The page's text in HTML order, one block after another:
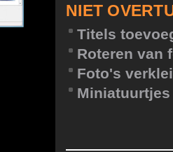
NIET
Titels
Roteren van
Foto's